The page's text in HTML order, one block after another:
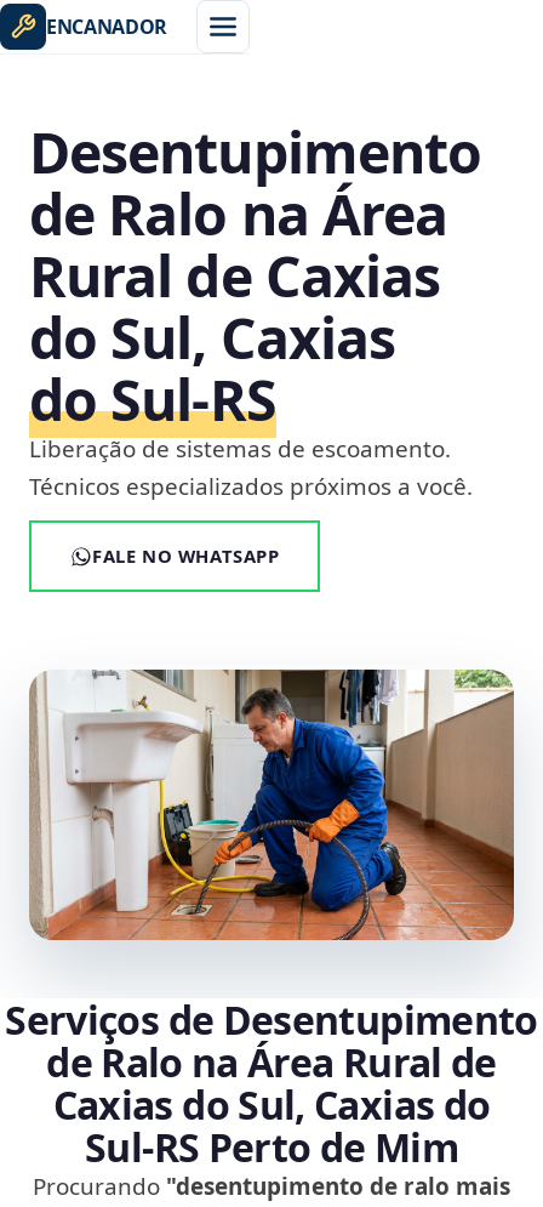
ENCANADOR
Desentupimento
de Ralo na Área
Rural de Caxias
do Sul, Caxias
do Sul‑RS
Liberação de sistemas de escoamento.
Técnicos especializados próximos a você.
FALE NO WHATSAPP
Serviços de Desentupimento
de Ralo na Área Rural de
Caxias do Sul, Caxias do
Sul‑RS Perto de Mim
Procurando "desentupimento de ralo mais